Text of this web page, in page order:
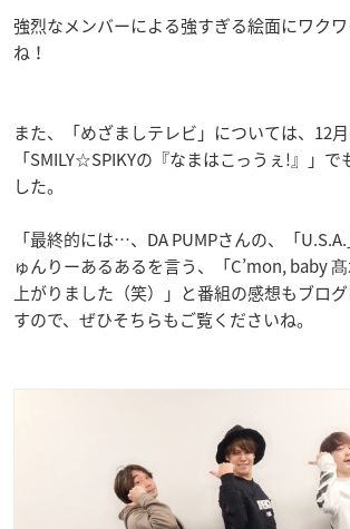
強烈なメンバーによる強すぎる絵面にワク
ね！
また、「めざましテレビ」については、12
「SMILY☆SPIKYの『なまはこっうぇ!』」
した。
「最終的には…、DA PUMPさんの、「
ゅんりーあるあるを言う、「C’mon, baby
上がりました（笑）」と番組の感想もブロ
すので、ぜひそちらもご覧くださいね。